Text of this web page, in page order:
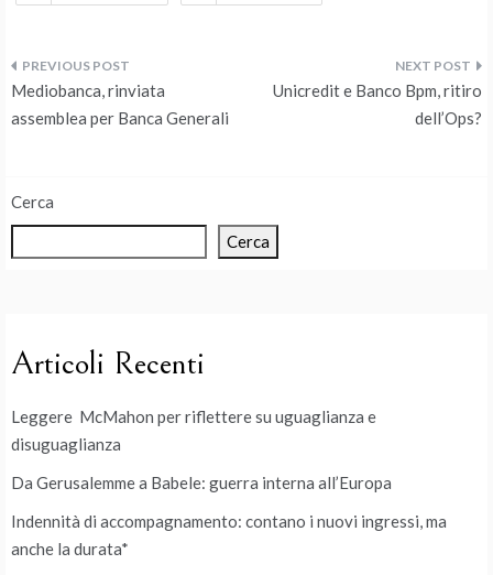
Navigazione
articoli
Mediobanca, rinviata
assemblea per Banca Generali
Unicredit e Banco Bpm, ritiro
dell’Ops?
Cerca
Cerca
Articoli Recenti
Leggere McMahon per riflettere su uguaglianza e
disuguaglianza
Da Gerusalemme a Babele: guerra interna all’Europa
Indennità di accompagnamento: contano i nuovi ingressi, ma
anche la durata*